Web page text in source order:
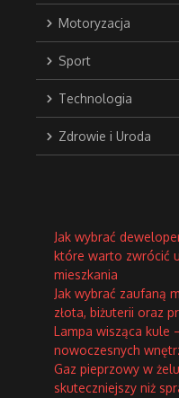
Motoryzacja
Sport
Technologia
Zdrowie i Uroda
Jak wybrać
które warto zwrócić
mieszkania
Jak wybrać zaufaną
złota, biżuterii oraz
Lampa wisząca kule
nowoczesnych
Gaz pieprzowy w
skuteczniejszy niż